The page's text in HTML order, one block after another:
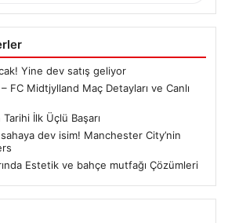
Yine dev satış geliyor
FC Midtjylland Maç Detayları ve Canlı
İlk Üçlü Başarı
dev isim! Manchester City’nin
Estetik ve bahçe mutfağı Çözümleri